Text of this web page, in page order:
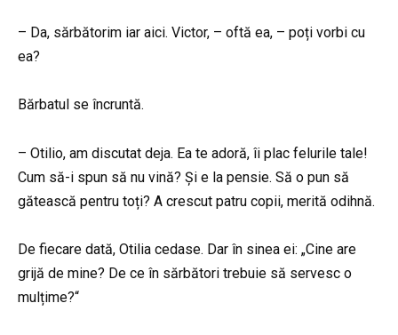
– Da, sărbătorim iar aici. Victor, – oftă ea, – poți vorbi cu
ea?
Bărbatul se încruntă.
– Otilio, am discutat deja. Ea te adoră, îi plac felurile tale!
Cum să-i spun să nu vină? Și e la pensie. Să o pun să
gătească pentru toți? A crescut patru copii, merită odihnă.
De fiecare dată, Otilia cedase. Dar în sinea ei: „Cine are
grijă de mine? De ce în sărbători trebuie să servesc o
mulțime?“